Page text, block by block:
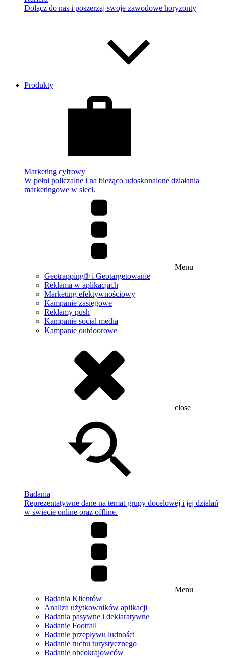
Dołącz do nas i poszerzaj swoje zawodowe horyzonty
Produkty
Marketing cyfrowy
W pełni policzalne i na bieżąco udoskonalone działania
marketingowe w sieci.
Menu
Geotrapping® i Geotargetowanie
Reklama w aplikacjach
Marketing efektywnościowy
Kampanie zasięgowe
Reklamy push
Kampanie social media
Kampanie outdoorowe
close
Badania
Reprezentatywne dane na temat grupy docelowej i jej działań
w świecie online oraz offline.
Menu
Badania Klientów
Analiza użytkowników aplikacji
Badania pasywne i deklaratywne
Badanie Footfall
Badanie przepływu ludności
Badanie ruchu turystycznego
Badanie obcokrajowców